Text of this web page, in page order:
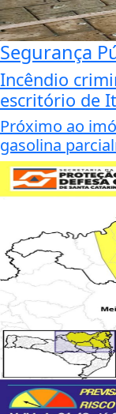
Segurança
Incêndio
escritório de
Próximo ao
gasolina